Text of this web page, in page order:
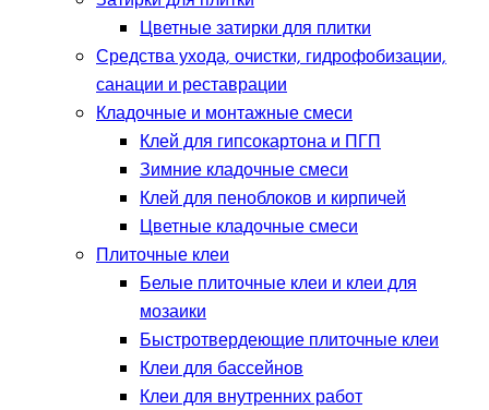
Цветные затирки для плитки
Средства ухода, очистки, гидрофобизации,
санации и реставрации
Кладочные и монтажные смеси
Клей для гипсокартона и ПГП
Зимние кладочные смеси
Клей для пеноблоков и кирпичей
Цветные кладочные смеси
Плиточные клеи
Белые плиточные клеи и клеи для
мозаики
Быстротвердеющие плиточные клеи
Клеи для бассейнов
Клеи для внутренних работ